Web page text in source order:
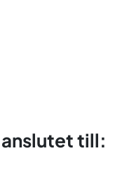
anslutet till: